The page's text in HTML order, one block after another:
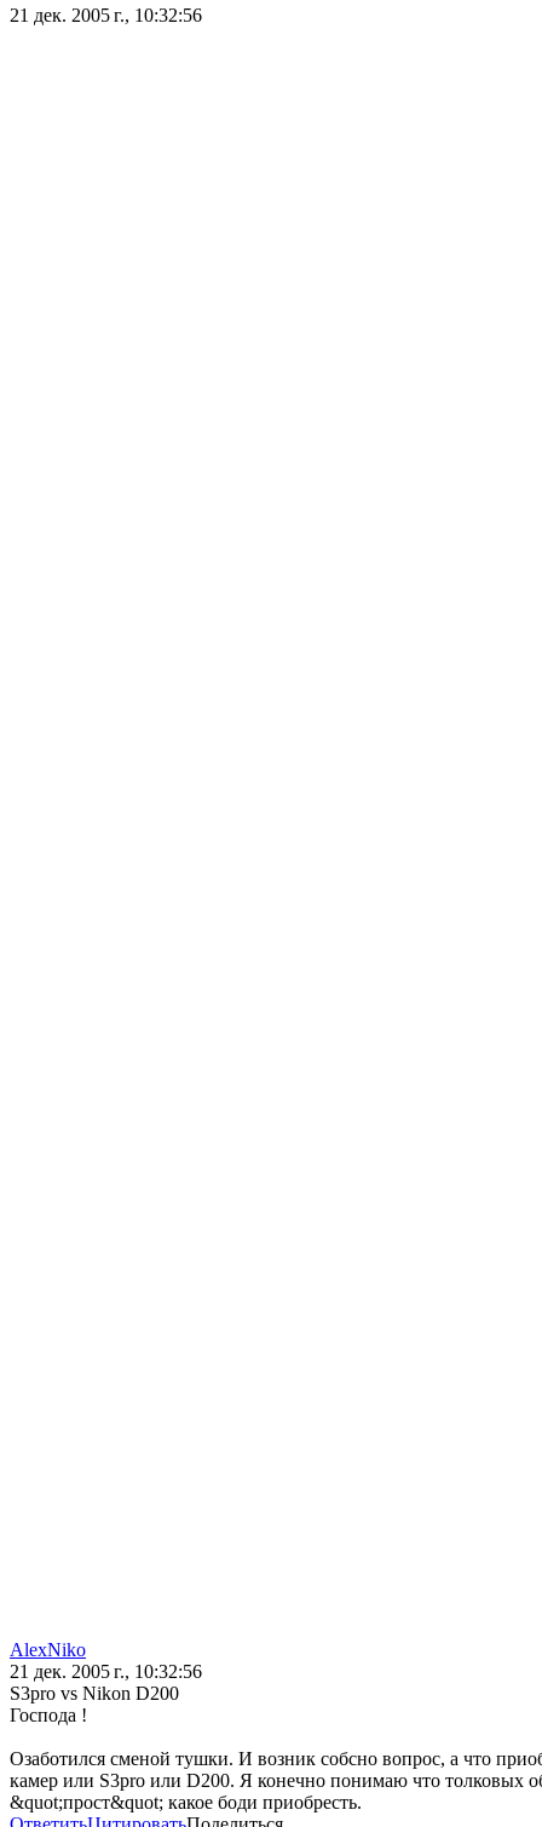
21 дек. 2005 г., 10:32:56
AlexNiko
21 дек. 2005 г., 10:32:56
S3pro vs Nikon D200
Господа !
Озаботился сменой тушки. И возник собсно вопрос, а что
камер или S3pro или D200. Я конечно понимаю что толковых
&quot;прост&quot; какое боди приобресть.